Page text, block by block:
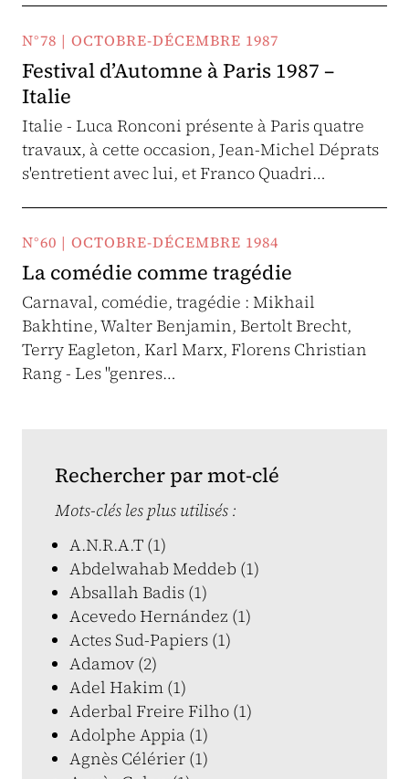
N°78 | OCTOBRE-DÉCEMBRE 1987
Festival d’Automne à Paris 1987 –
Italie
Italie - Luca Ronconi présente à Paris quatre
travaux, à cette occasion, Jean-Michel Déprats
s'entretient avec lui, et Franco Quadri…
N°60 | OCTOBRE-DÉCEMBRE 1984
La comédie comme tragédie
Carnaval, comédie, tragédie : Mikhail
Bakhtine, Walter Benjamin, Bertolt Brecht,
Terry Eagleton, Karl Marx, Florens Christian
Rang - Les "genres…
Rechercher par mot-clé
Mots-clés les plus utilisés :
A.N.R.A.T (1)
Abdelwahab Meddeb (1)
Absallah Badis (1)
Acevedo Hernández (1)
Actes Sud-Papiers (1)
Adamov (2)
Adel Hakim (1)
Aderbal Freire Filho (1)
Adolphe Appia (1)
Agnès Célérier (1)